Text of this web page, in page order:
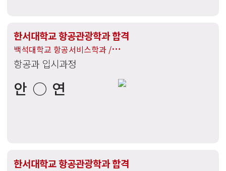
한서대학교 항공관광학과 합격
백석대학교 항공서비스학과 /
부천대학교 항공서비스과 /
명지전문대학교 항공서비스과
항공과 입시과정
안○연
한서대학교 항공관광학과 합격